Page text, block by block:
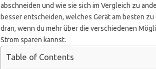
abschneiden und wie sie sich im Vergleich zu
besser entscheiden, welches Gerät am besten
dran, wenn du mehr über die verschiedenen
Strom sparen kannst.
Table of Contents